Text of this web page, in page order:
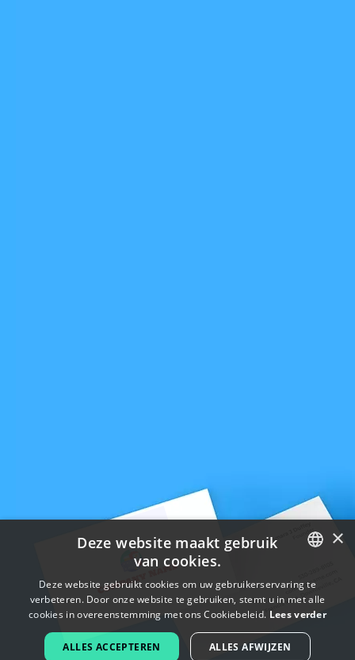
ENGLISH
FRENCH
DUTCH
×
Deze website maakt gebruik
van cookies.
Deze website gebruikt cookies om uw gebruikerservaring te
verbeteren. Door onze website te gebruiken, stemt u in met alle
cookies in overeenstemming met ons Cookiebeleid. Lees verder
ALLES ACCEPTEREN ALLES AFWIJZEN